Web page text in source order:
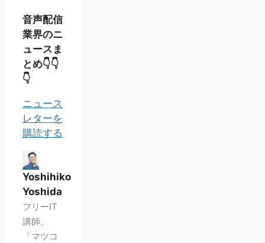
音声配信
業界のニ
ュースま
とめ👇👇
👇
ニュース
レターを
購読する
Yoshihiko
Yoshida
フリーIT
講師。
「マツコ